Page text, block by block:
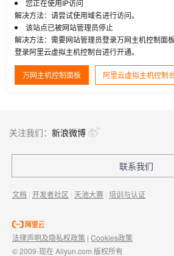
您正在使用IP访问
解决方法：请尝试使用域名进行访问。
该站点已被网站管理员停止
解决方法：需要网站管理员登录万网主机控制面
登录阿里云虚拟主机控制台进行开通。
万网主机控制面板 阿里云虚拟主机控制